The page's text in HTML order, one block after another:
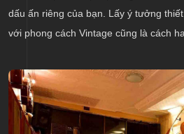
dấu ấn riêng của bạn. Lấy ý tưởng
với phong cách Vintage cũng là cách